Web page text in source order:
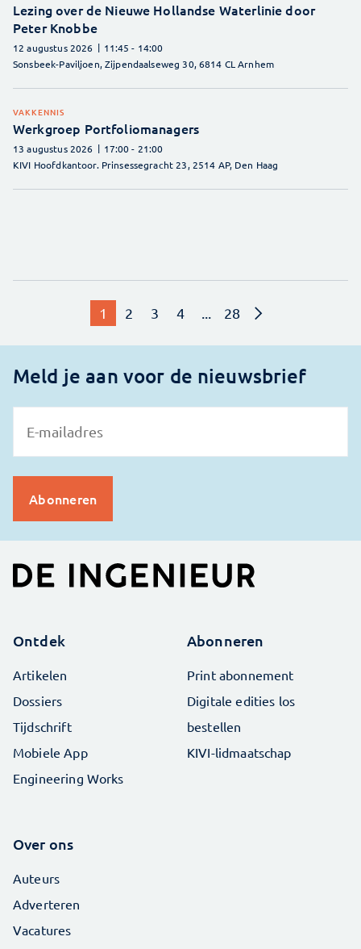
Lezing over de Nieuwe Hollandse Waterlinie door
Peter Knobbe
12 augustus 2026 11:45 - 14:00
Sonsbeek-Paviljoen, Zijpendaalseweg 30, 6814 CL Arnhem
VAKKENNIS
Werkgroep Portfoliomanagers
13 augustus 2026 17:00- 21:00
KIVI Hoofdkantoor. Prinsessegracht 23, 2514 AP, Den Haag
1 2 3 4 ... 28
Meld je aan voor de nieuwsbrief
Ontdek
Artikelen
Dossiers
Tijdschrift
Mobiele App
Engineering Works
Abonneren
Print abonnement
Digitale edities los
bestellen
KIVI-lidmaatschap
Over ons
Auteurs
Adverteren
Vacatures